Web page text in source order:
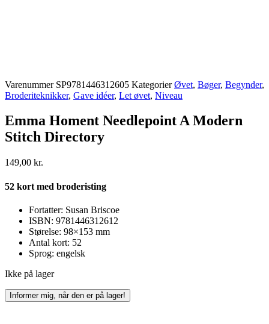
Varenummer SP9781446312605 Kategorier Øvet, Bøger, Begynder,
Broderiteknikker, Gave idéer, Let øvet, Niveau
Emma Homent Needlepoint A Modern
Stitch Directory
149,00 kr.
52 kort med broderisting
Fortatter: Susan Briscoe
ISBN: 9781446312612
Størelse: 98×153 mm
Antal kort: 52
Sprog: engelsk
Ikke på lager
Informer mig, når den er på lager!